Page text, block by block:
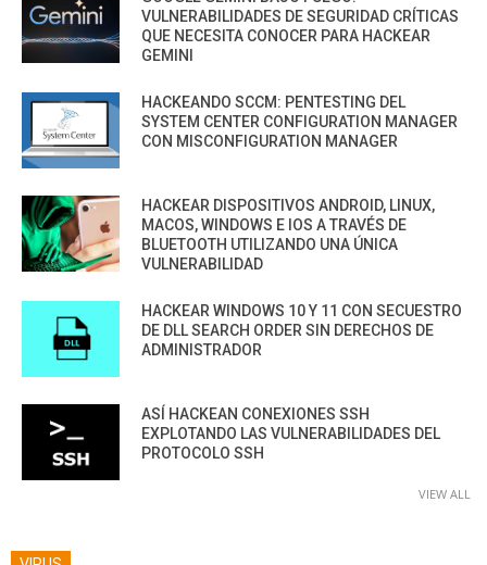
VULNERABILIDADES DE SEGURIDAD CRÍTICAS
QUE NECESITA CONOCER PARA HACKEAR
GEMINI
HACKEANDO SCCM: PENTESTING DEL
SYSTEM CENTER CONFIGURATION MANAGER
CON MISCONFIGURATION MANAGER
HACKEAR DISPOSITIVOS ANDROID, LINUX,
MACOS, WINDOWS E IOS A TRAVÉS DE
BLUETOOTH UTILIZANDO UNA ÚNICA
VULNERABILIDAD
HACKEAR WINDOWS 10 Y 11 CON SECUESTRO
DE DLL SEARCH ORDER SIN DERECHOS DE
ADMINISTRADOR
ASÍ HACKEAN CONEXIONES SSH
EXPLOTANDO LAS VULNERABILIDADES DEL
PROTOCOLO SSH
VIEW ALL